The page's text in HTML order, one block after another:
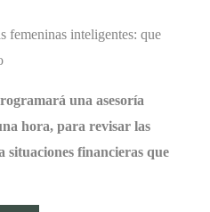
femeninas inteligentes: que
una asesoría
hora, para revisar las
situaciones financieras que